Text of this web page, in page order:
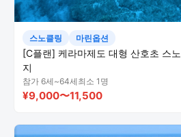
스노클링 마린옵션
[C플랜] 케라마제도 대형 산호초 스
지
참가 6세~64세최소 1명
¥9,000〜11,500